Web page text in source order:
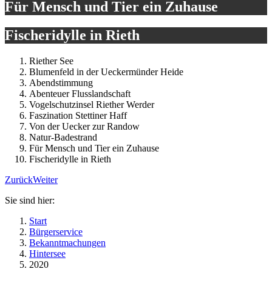
Für Mensch und Tier ein Zuhause
Fischeridylle in Rieth
Riether See
Blumenfeld in der Ueckermünder Heide
Abendstimmung
Abenteuer Flusslandschaft
Vogelschutzinsel Riether Werder
Faszination Stettiner Haff
Von der Uecker zur Randow
Natur-Badestrand
Für Mensch und Tier ein Zuhause
Fischeridylle in Rieth
ZurückWeiter
Sie sind hier:
Start
Bürgerservice
Bekanntmachungen
Hintersee
2020